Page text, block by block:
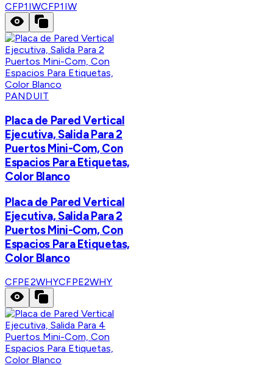
CFP1IWCFP1IW
PANDUIT
Placa de Pared Vertical
Ejecutiva, Salida Para 2
Puertos Mini-Com, Con
Espacios Para Etiquetas,
Color Blanco
Placa de Pared Vertical
Ejecutiva, Salida Para 2
Puertos Mini-Com, Con
Espacios Para Etiquetas,
Color Blanco
CFPE2WHYCFPE2WHY